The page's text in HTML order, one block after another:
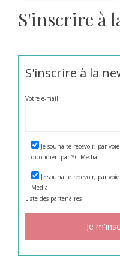
S'inscrire à
S'inscrire à la
Votre e-mail
Je souhaite recevoir, par
quotidien par YC Media.
Je souhaite recevoir, par
Media
Liste des partenaires